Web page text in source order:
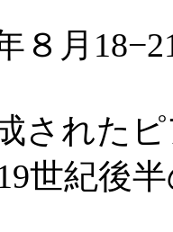
８月
された
世紀後